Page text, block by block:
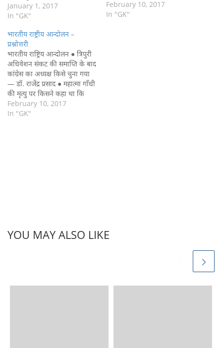
January 1, 2017
In "GK"
राय ● आधुनिक भारत में हिंदू धर्म
के सुधार का पहला आंदोलन कौन-
February 10, 2017
In "GK"
भारतीय राष्ट्रीय आन्दोलन –
प्रश्नोत्तरी
भारतीय राष्ट्रिय आन्दोलन ● त्रिपुरी
अधिवेशन संकट की समाप्ति के बाद
कांग्रेस का अध्यक्ष किसे चुना गया
— डॉ. राजेंद्र प्रसाद ● महात्मा गाँधी
की मृत्यु पर किसने कहा था कि
‘हमारे जीवन से प्रकाश चला गया’—
जवाहर लाल नेहरू ने ● किसने
February 10, 2017
In "GK"
YOU MAY ALSO LIKE